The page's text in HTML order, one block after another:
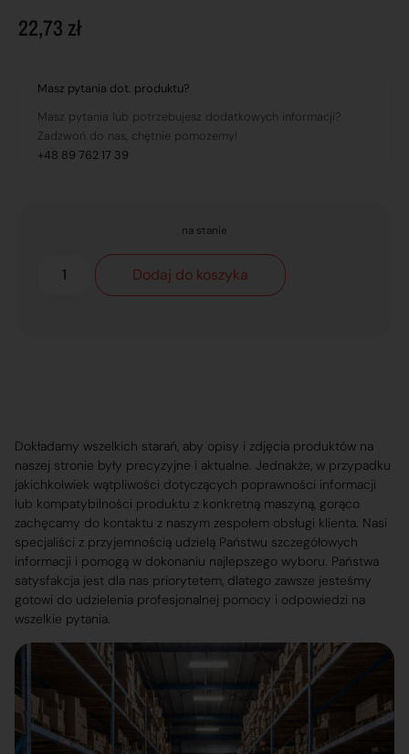
22,73 zł
Masz pytania dot. produktu?
Masz pytania lub potrzebujesz dodatkowych informacji?
Zadzwoń do nas, chętnie pomożemy!
+48 89 762 17 39
na stanie
Dodaj do koszyka
Dokładamy wszelkich starań, aby opisy i zdjęcia produktów na
naszej stronie były precyzyjne i aktualne. Jednakże, w przypadku
jakichkolwiek wątpliwości dotyczących poprawności informacji
lub kompatybilności produktu z konkretną maszyną, gorąco
zachęcamy do kontaktu z naszym zespołem obsługi klienta. Nasi
specjaliści z przyjemnością udzielą Państwu szczegółowych
informacji i pomogą w dokonaniu najlepszego wyboru. Państwa
satysfakcja jest dla nas priorytetem, dlatego zawsze jesteśmy
gotowi do udzielenia profesjonalnej pomocy i odpowiedzi na
wszelkie pytania.